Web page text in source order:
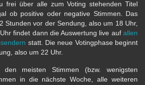
frei über alle zum Voting stehenden Titel
ob positive oder negative Stimmen. Das
Stunden vor der Sendung, also um 18 Uhr,
findet dann die Auswertung live auf allen
statt. Die neue Votingphase beginnt
also um 22 Uhr.
meisten Stimmen (bzw. wenigsten
in die nächste Woche, alle weiteren